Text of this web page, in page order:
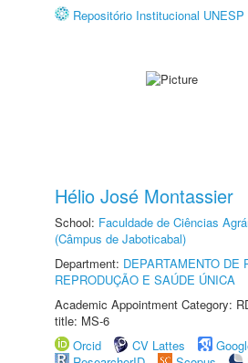
Repositório Institucional UNESP
Hélio José Montassier
School: Faculdade de Ciências
(Câmpus de Jaboticabal)
Department: DEPARTAMENTO DE
REPRODUÇÃO E SAÚDE ÚNICA
Academic Appointment Category:
title: MS-6
Orcid
CV Lattes